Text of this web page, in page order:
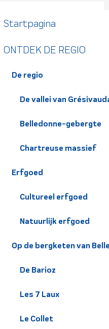
Startpagina
ONTDEK DE REGIO
De regio
De vallei van
Belledonne-gebergte
Chartreuse massief
Erfgoed
Cultureel erfgoed
Natuurlijk erfgoed
Op de bergketen van
De Barioz
Les 7 Laux
Le Collet